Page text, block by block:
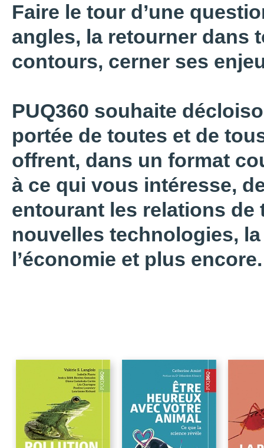
Faire le tour d’une
angles, la retourner dans
contours, cerner ses
PUQ360 souhaite
portée de toutes et de
offrent, dans un format
à ce qui vous intéresse,
entourant les relations de
nouvelles technologies,
l’économie et plus encore.